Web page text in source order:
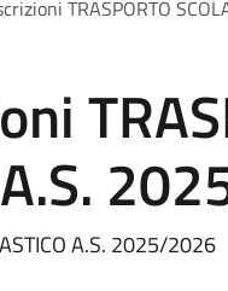
TRASPORTO
A.S.
A.S. 2025/2026